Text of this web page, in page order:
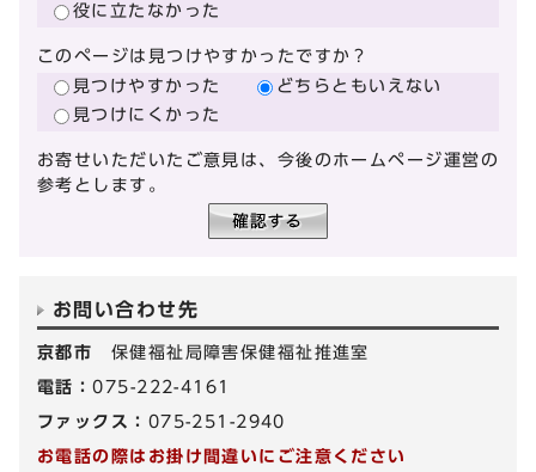
役に立たなかった
このページは見つけやすかったですか？
見つけやすかった
どちらともいえない
見つけにくかった
お寄せいただいたご意見は、今後のホームページ運営の
参考とします。
お問い合わせ先
京都市 保健福祉局障害保健福祉推進室
電話：075-222-4161
ファックス： 075-251-2940
お電話の際はお掛け間違いにご注意ください